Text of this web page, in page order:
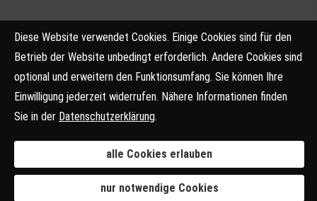
Diese Website verwendet Cookies. Einige Cookies sind für den
Betrieb der Website unbedingt erforderlich. Andere Cookies sind
optional und erweitern den Funktionsumfang. Sie können Ihre
Einwilligung jederzeit widerrufen. Nähere Informationen finden
Sie in der Datenschutzerklärung.
alle Cookies erlauben
nur notwendige Cookies